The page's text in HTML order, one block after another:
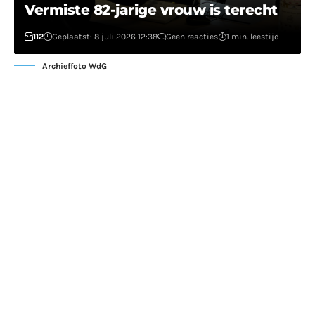
Vermiste 82-jarige vrouw is terecht
112 Geplaatst: 8 juli 2026 12:38 Geen reacties 1 min. leestijd
Archieffoto WdG